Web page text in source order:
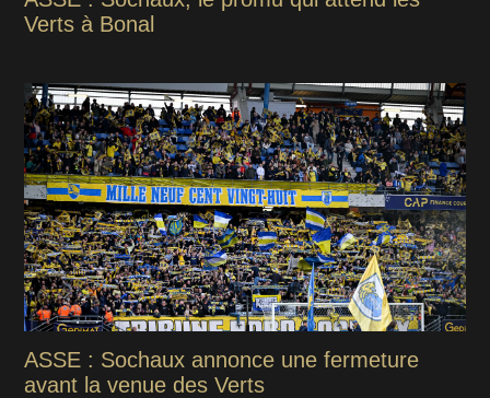
Verts à Bonal
ASSE : Sochaux annonce une fermeture
avant la venue des Verts